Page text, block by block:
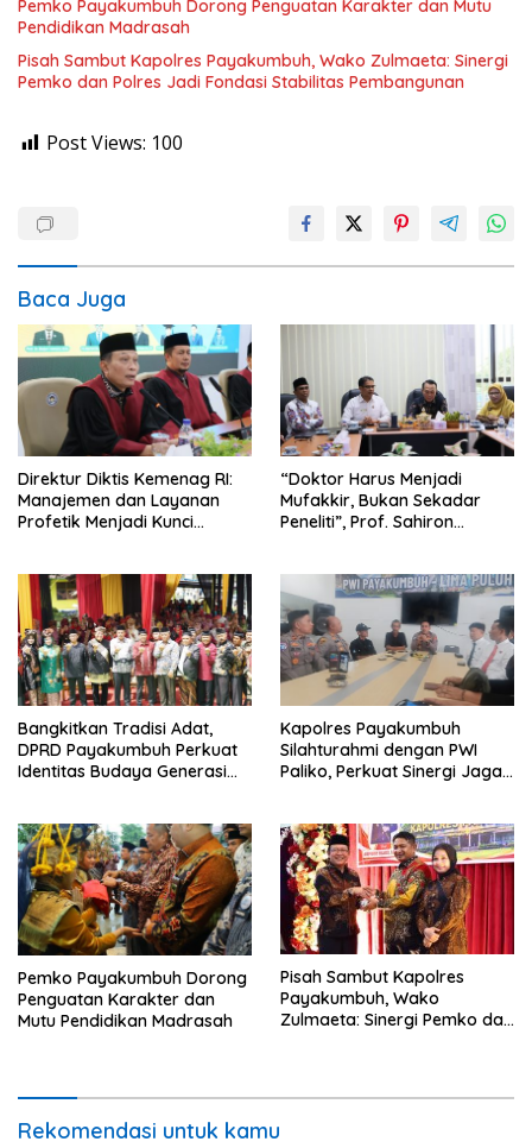
Pemko Payakumbuh Dorong Penguatan Karakter dan Mutu
Pendidikan Madrasah
Pisah Sambut Kapolres Payakumbuh, Wako Zulmaeta: Sinergi
Pemko dan Polres Jadi Fondasi Stabilitas Pembangunan
Post Views: 100
Baca Juga
Direktur Diktis Kemenag RI:
Manajemen dan Layanan
Profetik Menjadi Kunci
Kampus Bereputasi Global
“Doktor Harus Menjadi
Mufakkir, Bukan Sekadar
Peneliti”, Prof. Sahiron
Bangkitkan Tradisi Adat,
DPRD Payakumbuh Perkuat
Identitas Budaya Generasi
Kapolres Payakumbuh
Silahturahmi dengan PWI
Paliko, Perkuat Sinergi Jaga
Pemko Payakumbuh Dorong
Penguatan Karakter dan
Mutu Pendidikan Madrasah
Pisah Sambut Kapolres
Payakumbuh, Wako
Zulmaeta: Sinergi Pemko dan
Rekomendasi untuk kamu